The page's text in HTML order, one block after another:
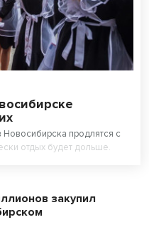
продлятся с
отдых будет дольше.
закупил